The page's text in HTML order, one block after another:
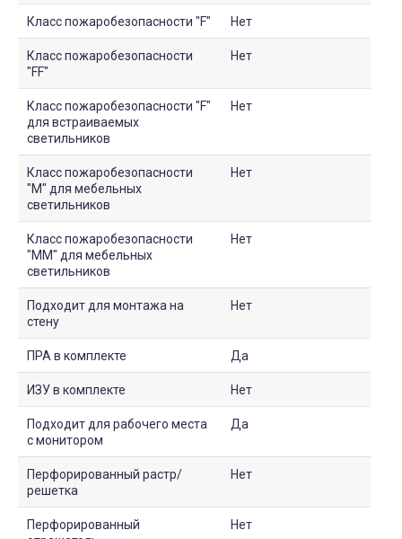
Класс пожаробезопасности "F" Нет
Класс пожаробезопасности
"FF"
Нет
Класс пожаробезопасности "F"
для встраиваемых
светильников
Нет
Класс пожаробезопасности
"М" для мебельных
светильников
Нет
Класс пожаробезопасности
"ММ" для мебельных
светильников
Нет
Подходит для монтажа на
стену
Нет
ПРА в комплекте Да
ИЗУ в комплекте Нет
Подходит для рабочего места
с монитором
Да
Перфорированный растр/
решетка
Нет
Перфорированный
Нет